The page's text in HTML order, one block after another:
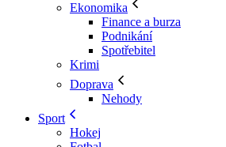
Ekonomika
Finance a burza
Podnikání
Spotřebitel
Krimi
Doprava
Nehody
Sport
Hokej